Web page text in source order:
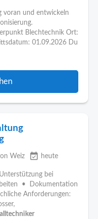
voran und entwickeln
Blechtechnik Ort:
01.09.2026 Du
Weiz event_available heute
bei
• Dokumentation
Anforderungen: